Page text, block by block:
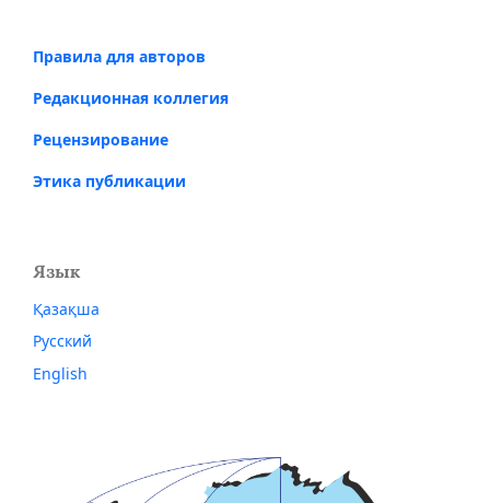
Правила для авторов
Редакционная коллегия
Рецензирование
Этика публикации
Язык
Қазақша
Русский
English